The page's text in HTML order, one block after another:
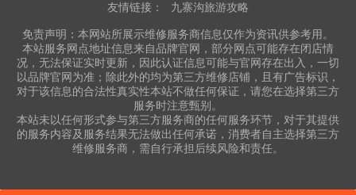
友情链接： 九寨沟旅游攻略
免责声明：本网站所展示维修服务商信息仅作为资讯供参考用。
本站服务网点地址信息来自品牌官网，部分网点可能存在闭店情
况，无法保证实时更新，因此认证信息可能与官网存在出入，一切
以品牌官网为准；除此外的均为第三方维修店铺，且有广告标识，
对于该信息的合法性真实性本站不做任何保证，请您在选择第三方
服务时注意甄别。
本站未以任何形式参与第三方服务商的任何服务环节，对于其提供
的服务内容及服务结果无法做出任何承诺，消费者自主选择第三方
维修服务商，需自行承担后续风险和责任。